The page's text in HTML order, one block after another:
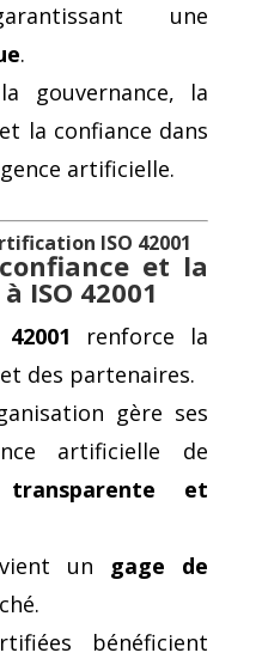
une
.
gouvernance, la
la confiance dans
artificielle.
ISO 42001
et la
ISO 42001
42001
renforce la
des partenaires.
gère ses
artificielle de
transparente et
un gage de
bénéficient